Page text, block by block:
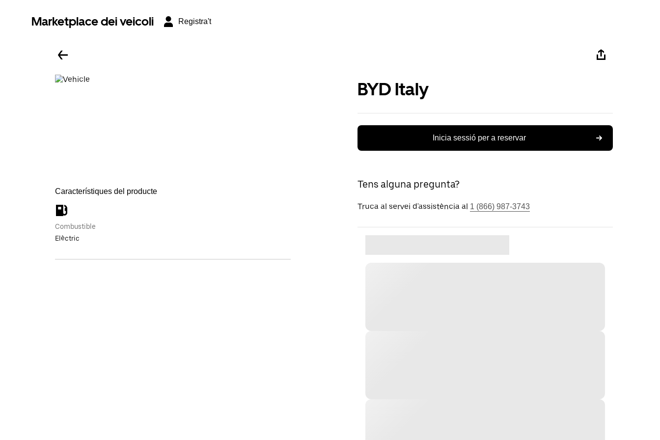
Marketplace dei veicoli Registra't
Característiques del producte
Combustible
Elèctric
BYD Italy
Inicia sessió per a reservar
Tens alguna pregunta?
Truca al servei d'assistència al 1 (866) 987-3743